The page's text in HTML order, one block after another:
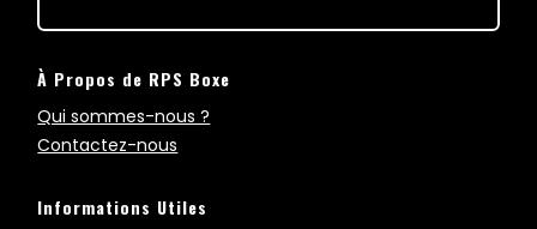
À Propos de RPS Boxe
Qui sommes-nous ?
Contactez-nous
Informations Utiles